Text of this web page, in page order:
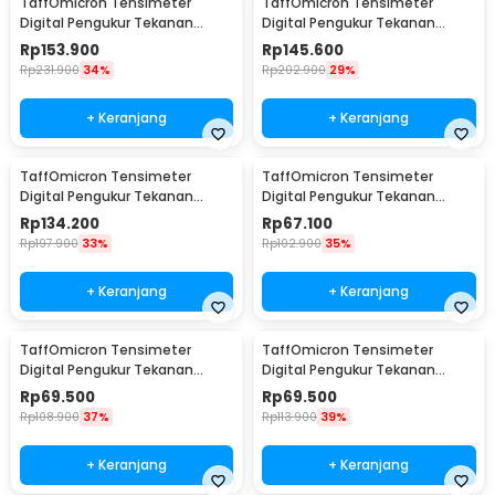
Digital Pengukur Tekanan
Darah Bahasa Indonesia - RAK-
283
Rp153.900
Rp231.900 34%
+ Keranjang
Digital Pengukur Tekanan
Darah Dual Power - RAK-283
Rp145.600
Rp202.900 29%
+ Keranjang
TaffOmicron Tensimeter
Digital Pengukur Tekanan
Darah Wrist Monitor Bahasa
Indonesia - RZ-204
Rp134.200
Rp197.900 33%
+ Keranjang
TaffOmicron Tensimeter
Digital Pengukur Tekanan
Darah Dual Power - BW-3205
Rp67.100
Rp102.900 35%
+ Keranjang
TaffOmicron Tensimeter
Digital Pengukur Tekanan
Darah English Voice - A01
Rp69.500
Rp108.900 37%
+ Keranjang
TaffOmicron Tensimeter
Digital Pengukur Tekanan
Darah Dual Power without
Voice - BW-750
Rp69.500
Rp113.900 39%
+ Keranjang